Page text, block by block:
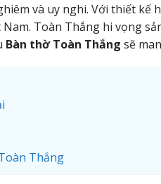
và uy nghi. Với thiết kế
Toàn Thắng hi vọng
Bàn thờ Toàn Thắng sẽ
Thắng